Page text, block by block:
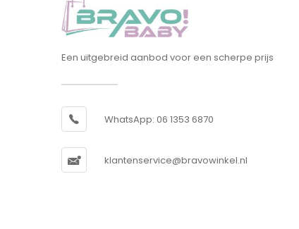
Een uitgebreid aanbod voor een scherpe prijs
WhatsApp: 06 1353 6870
klantenservice@bravowinkel.nl